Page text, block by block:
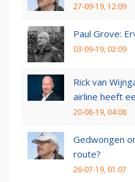
27-09-19, 12:09
Paul Grove:
03-09-19, 02:09
Rick van
airline heeft
20-08-19, 04:08
Gedwongen
route?
26-07-19, 01:07